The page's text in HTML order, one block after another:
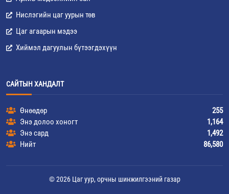
Нислэгийн цаг уурын төв
Цаг агаарын мэдээ
Хиймэл дагуулын бүтээгдэхүүн
САЙТЫН ХАНДАЛТ
Өнөөдөр
255
Энэ долоо хоногт
1,164
Энэ сард
1,492
Нийт
86,580
© 2026 Цаг уур, орчны шинжилгээний газар